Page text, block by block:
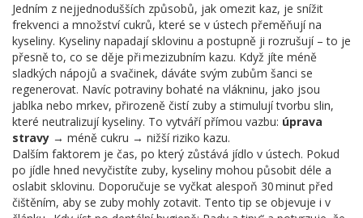
Jedním z nejjednodušších způsobů, jak omezit kaz, je snížit
frekvenci a množství cukrů, které se v ústech přeměňují na
kyseliny. Kyseliny napadají sklovinu a postupně ji rozrušují – to je
přesně to, co se děje při mezizubním kazu. Když jíte méně
sladkých nápojů a svačinek, dáváte svým zubům šanci se
regenerovat. Navíc potraviny bohaté na vlákninu, jako jsou
jablka nebo mrkev, přirozeně čistí zuby a stimulují tvorbu slin,
které neutralizují kyseliny. To vytváří přímou vazbu: úprava
stravy → méně cukru → nižší riziko kazu.
Dalším faktorem je čas, po který zůstává jídlo v ústech. Pokud
po jídle hned nevyčistíte zuby, kyseliny mohou působit déle a
oslabit sklovinu. Doporučuje se vyčkat alespoň 30 minut před
čištěním, aby se zuby mohly zotavit. Tento tip se objevuje i v